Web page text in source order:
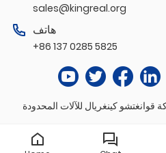
sales@kingreal.org
هاتف
+86 137 0285 5825